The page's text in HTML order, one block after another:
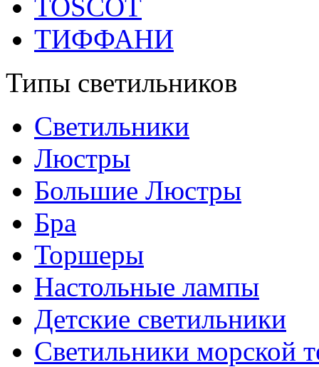
TOSCOT
ТИФФАНИ
Типы светильников
Светильники
Люстры
Большие Люстры
Бра
Торшеры
Настольные лампы
Детские светильники
Светильники морской